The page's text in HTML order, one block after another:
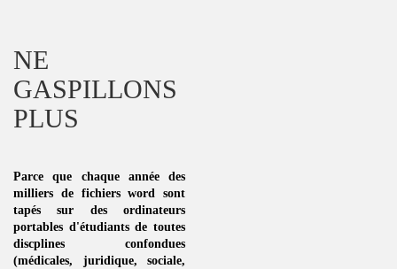
NE
GASPILLONS
PLUS
Parce que chaque année des
milliers de fichiers word sont
tapés sur des ordinateurs
portables d'étudiants de toutes
discplines confondues
(médicales, juridique, sociale,